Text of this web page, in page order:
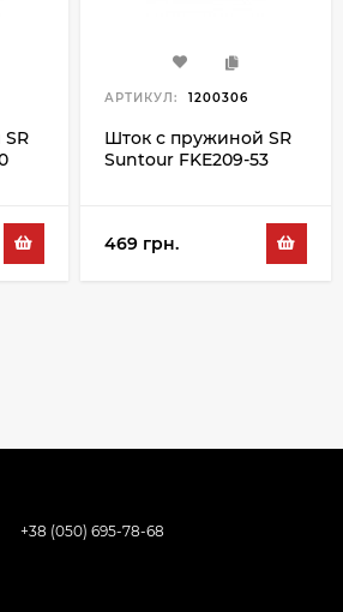
АРТИКУЛ: 1200306
Шток с пружиной SR
Suntour FKE209-53
469 грн.
+38 (050) 695-78-68